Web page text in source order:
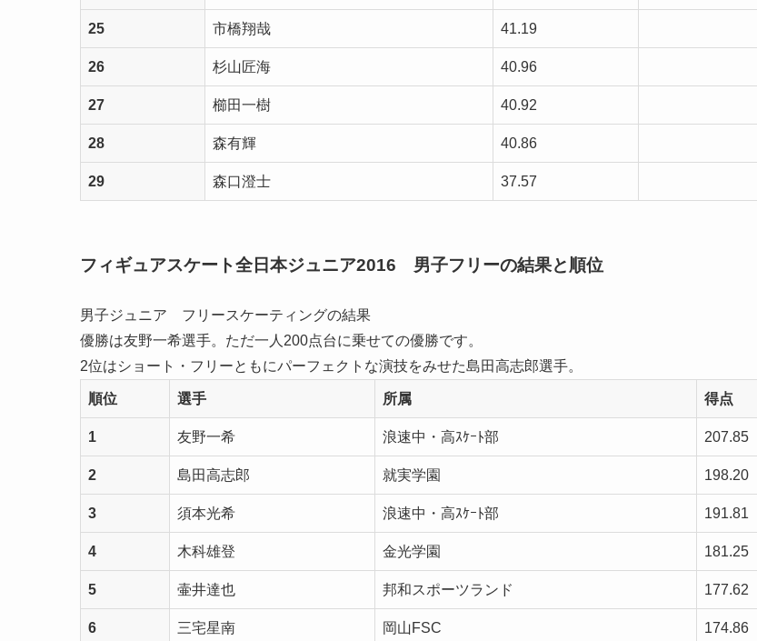
25 市橋翔哉 41.19
26 杉山匠海 40.96
27 櫛田一樹 40.92
28 森有輝 40.86
29 森口澄士 37.57
フィギュアスケート全日本ジュニア2016 男子フリーの結果と順位
男子ジュニア フリースケーティングの結果
優勝は友野一希選手。ただ一人200点台に乗せての優勝です。
2位はショート・フリーともにパーフェクトな演技をみせた島田高志郎選手。
順位 選手 所属 得点
1 友野一希 浪速中・高ｽｹｰﾄ部 207.85
2 島田高志郎 就実学園 198.20
3 須本光希 浪速中・高ｽｹｰﾄ部 191.81
4 木科雄登 金光学園 181.25
5 壷井達也 邦和スポーツランド 177.62
6 三宅星南 岡山FSC 174.86